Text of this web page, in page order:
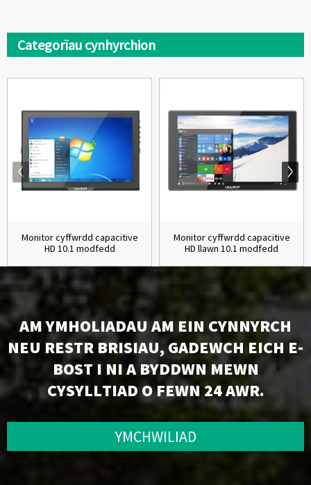
Categorïau cynhyrchion
Monitor cyffwrdd capacitive
HD 10.1 modfedd
Monitor cyffwrdd capacitive
HD llawn 10.1 modfedd
AM YMHOLIADAU AM EIN CYNNYRCH
NEU RESTR BRISIAU, GADEWCH EICH E-
BOST I NI A BYDDWN MEWN
CYSYLLTIAD O FEWN 24 AWR.
YMCHWILIAD